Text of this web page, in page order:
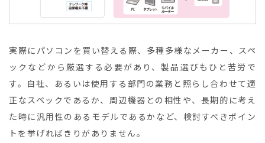
実際にパソコンを買い替える際、多種多様なメーカー、スペ
ックなどから厳選する必要があり、製品選びもひと苦労で
す。自社、あるいは使用する部門の業務と照らし合わせて適
正なスペックであるか、周辺機器との相性や、長期的に考え
た時に汎用性のあるモデルであるかなど、検討すべきポイン
トを挙げればきりがありません。